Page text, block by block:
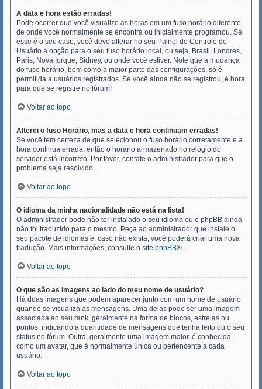
A data e hora estão erradas!
Pode ocorrer que você visualize as horas em um fuso horário diferente
de onde você normalmente se encontra ou inicialmente programou. Se
esse é o seu caso, você deve alterar no seu Painel de Controle do
Usuário a opção para o seu fuso horário local, ou seja, Brasil, Londres,
Paris, Nova Iorque, Sidney, ou onde você estiver. Note que a mudança
do fuso horário, bem como a maior parte das configurações, só é
permitida a usuários registrados. Se você ainda não se registrou, é hora
para que se registre no fórum!
Voltar ao topo
Alterei o fuso Horário, mas a data e hora continuam erradas!
Se você tem certeza de que selecionou o fuso horário corretamente e a
hora continua errada, então o horário armazenado no relógio do
servidor está incorreto. Por favor, contate o administrador para que o
problema seja resolvido.
Voltar ao topo
O idioma da minha nacionalidade não está na lista!
O administrador pode não ter instalado o seu idioma ou o phpBB ainda
não foi traduzido para o mesmo. Peça ao administrador que instale o
seu pacote de idiomas e, caso não exista, você poderá criar uma nova
tradução. Mais informações, consulte o site phpBB®.
Voltar ao topo
O que são as imagens ao lado do meu nome de usuário?
Há duas imagens que podem aparecer junto com um nome de usuário
quando se visualiza as mensagens. Uma delas pode ser uma imagem
associada ao seu rank, geralmente na forma de blocos, estrelas ou
pontos, indicando a quantidade de mensagens que tenha feito ou o seu
status no fórum. Outra, geralmente uma imagem maior, é conhecida
como um avatar, que é normalmente única ou pertencente a cada
usuário.
Voltar ao topo